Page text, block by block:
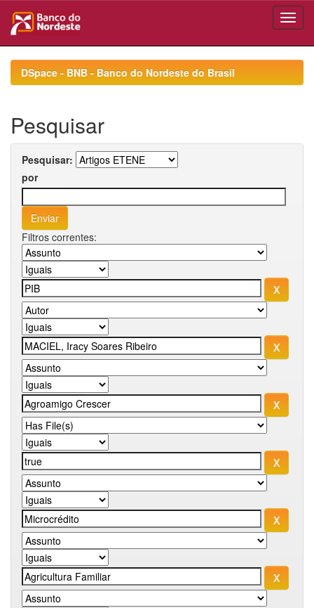
navigationDSpace - BNB - Banco do Nordeste do Brasil
Pesquisar
Pesquisar:
por
Filtros correntes: